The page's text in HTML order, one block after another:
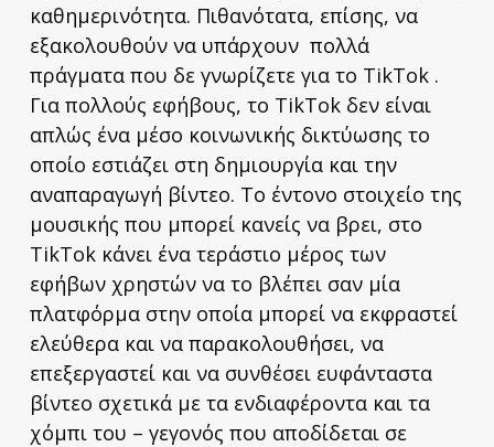
καθημερινότητα. Πιθανότατα, επίσης, να
εξακολουθούν να υπάρχουν πολλά
πράγματα που δε γνωρίζετε για το TikTok .
Για πολλούς εφήβους, το TikTok δεν είναι
απλώς ένα μέσο κοινωνικής δικτύωσης το
οποίο εστιάζει στη δημιουργία και την
αναπαραγωγή βίντεο. Το έντονο στοιχείο της
μουσικής που μπορεί κανείς να βρει, στο
TikTok κάνει ένα τεράστιο μέρος των
εφήβων χρηστών να το βλέπει σαν μία
πλατφόρμα στην οποία μπορεί να εκφραστεί
ελεύθερα και να παρακολουθήσει, να
επεξεργαστεί και να συνθέσει ευφάνταστα
βίντεο σχετικά με τα ενδιαφέροντα και τα
χόμπι του – γεγονός που αποδίδεται σε